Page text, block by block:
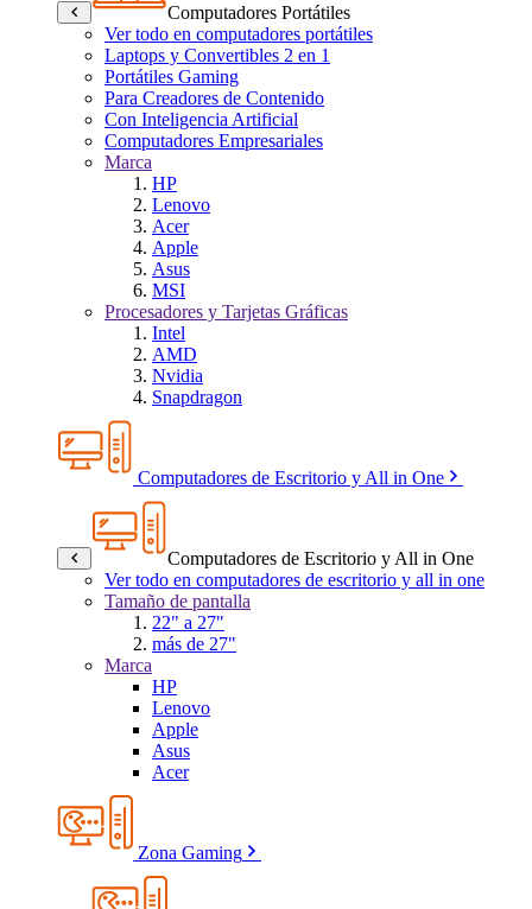
Computadores Portátiles
Ver todo en computadores portátiles
Laptops y Convertibles 2 en 1
Portátiles Gaming
Para Creadores de Contenido
Con Inteligencia Artificial
Computadores Empresariales
Marca
HP
Lenovo
Acer
Apple
Asus
MSI
Procesadores y Tarjetas Gráficas
Intel
AMD
Nvidia
Snapdragon
Computadores de Escritorio y All in One
Computadores de Escritorio y All in One
Ver todo en computadores de escritorio y all in one
Tamaño de pantalla
22" a 27"
más de 27"
Marca
HP
Lenovo
Apple
Asus
Acer
Zona Gaming